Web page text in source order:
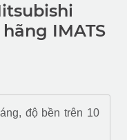
IMATS
độ bền trên 10